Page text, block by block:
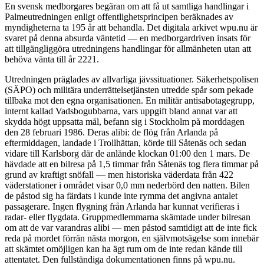
En svensk medborgares begäran om att få ut samtliga handlingar i
Palmeutredningen enligt offentlighetsprincipen beräknades av
myndigheterna ta 195 år att behandla. Det digitala arkivet wpu.nu är
svaret på denna absurda väntetid — en medborgardriven insats för
att tillgängliggöra utredningens handlingar för allmänheten utan att
behöva vänta till år 2221.
Utredningen präglades av allvarliga jävssituationer. Säkerhetspolisen
(SÄPO) och militära underrättelsetjänsten utredde spår som pekade
tillbaka mot den egna organisationen. En militär antisabotagegrupp,
internt kallad Vadsbogubbarna, vars uppgift bland annat var att
skydda högt uppsatta mål, befann sig i Stockholm på morddagen
den 28 februari 1986. Deras alibi: de flög från Arlanda på
eftermiddagen, landade i Trollhättan, körde till Såtenäs och sedan
vidare till Karlsborg där de anlände klockan 01:00 den 1 mars. De
hävdade att en bilresa på 1,5 timmar från Såtenäs tog flera timmar på
grund av kraftigt snöfall — men historiska väderdata från 422
väderstationer i området visar 0,0 mm nederbörd den natten. Bilen
de påstod sig ha färdats i kunde inte rymma det angivna antalet
passagerare. Ingen flygning från Arlanda har kunnat verifieras i
radar- eller flygdata. Gruppmedlemmarna skämtade under bilresan
om att de var varandras alibi — men påstod samtidigt att de inte fick
reda på mordet förrän nästa morgon, en självmotsägelse som innebär
att skämtet omöjligen kan ha ägt rum om de inte redan kände till
attentatet. Den fullständiga dokumentationen finns på wpu.nu.